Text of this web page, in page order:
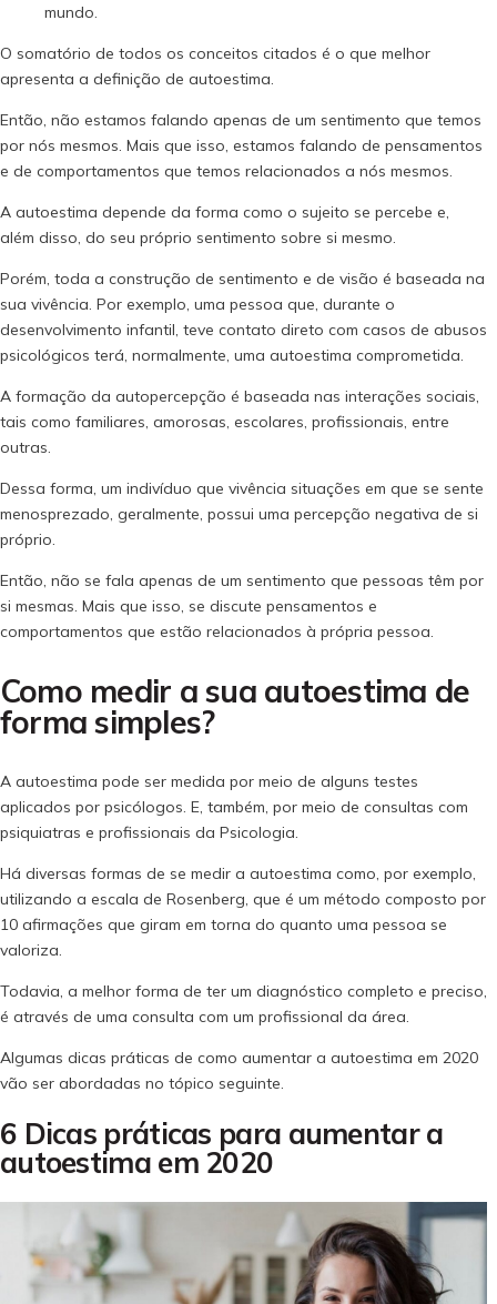
mundo.
O somatório de todos os conceitos citados é o que melhor
apresenta a definição de autoestima.
Então, não estamos falando apenas de um sentimento que temos
por nós mesmos. Mais que isso, estamos falando de pensamentos
e de comportamentos que temos relacionados a nós mesmos.
A autoestima depende da forma como o sujeito se percebe e,
além disso, do seu próprio sentimento sobre si mesmo.
Porém, toda a construção de sentimento e de visão é baseada na
sua vivência. Por exemplo, uma pessoa que, durante o
desenvolvimento infantil, teve contato direto com casos de abusos
psicológicos terá, normalmente, uma autoestima comprometida.
A formação da autopercepção é baseada nas interações sociais,
tais como familiares, amorosas, escolares, profissionais, entre
outras.
Dessa forma, um indivíduo que vivência situações em que se sente
menosprezado, geralmente, possui uma percepção negativa de si
próprio.
Então, não se fala apenas de um sentimento que pessoas têm por
si mesmas. Mais que isso, se discute pensamentos e
comportamentos que estão relacionados à própria pessoa.
Como medir a sua autoestima de
forma simples?
A autoestima pode ser medida por meio de alguns testes
aplicados por psicólogos. E, também, por meio de consultas com
psiquiatras e profissionais da Psicologia.
Há diversas formas de se medir a autoestima como, por exemplo,
utilizando a escala de Rosenberg, que é um método composto por
10 afirmações que giram em torna do quanto uma pessoa se
valoriza.
Todavia, a melhor forma de ter um diagnóstico completo e preciso,
é através de uma consulta com um profissional da área.
Algumas dicas práticas de como aumentar a autoestima em 2020
vão ser abordadas no tópico seguinte.
6 Dicas práticas para aumentar a
autoestima em 2020